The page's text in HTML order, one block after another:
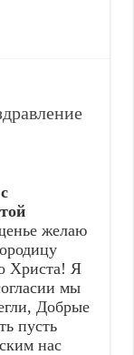
желаю
Христа! Я
мы
Добрые
пусть
нас